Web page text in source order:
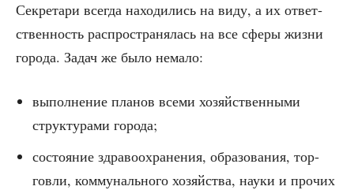
Сек­ре­та­ри все­гда нахо­ди­лись на виду, а их ответ­
ствен­ность рас­про­стра­ня­лась на все сфе­ры жиз­ни
горо­да. Задач же было немало:
выпол­не­ние пла­нов все­ми хозяй­ствен­ны­ми
струк­ту­ра­ми города;
состо­я­ние здра­во­охра­не­ния, обра­зо­ва­ния, тор­
гов­ли, ком­му­наль­но­го хозяй­ства, нау­ки и про­чих